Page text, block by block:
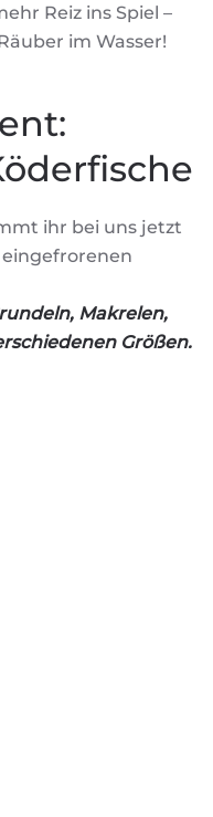
Reiz ins Spiel –
im Wasser!
ihr bei uns jetzt
Makrelen,
Größen.